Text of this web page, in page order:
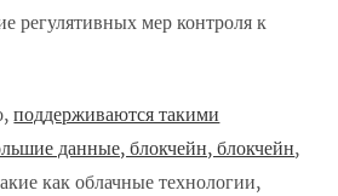
регулятивных мер контроля к
поддерживаются такими
данные, блокчейн, блокчейн,
как облачные технологии,